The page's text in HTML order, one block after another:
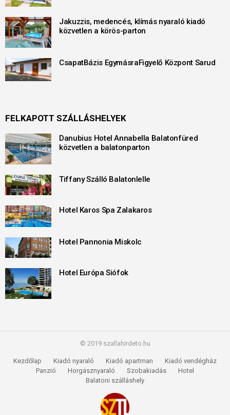
Jakuzzis, medencés, klímás nyaraló kiadó
közvetlen a körös-parton
CsapatBázis EgymásraFigyelő Központ Sarud
FELKAPOTT SZÁLLÁSHELYEK
Danubius Hotel Annabella Balatonfüred
közvetlen a balatonparton
Tiffany Szálló Balatonlelle
Hotel Karos Spa Zalakaros
Hotel Pannonia Miskolc
Hotel Európa Siófok
© 2019 szallahirdeto.hu
Kezdőlap Kiadó nyaraló Kiadó apartman
Kiadó vendégház
Panzió
Horgásznyaraló Szobakiadás
Hotel
Balatoni szálláshely